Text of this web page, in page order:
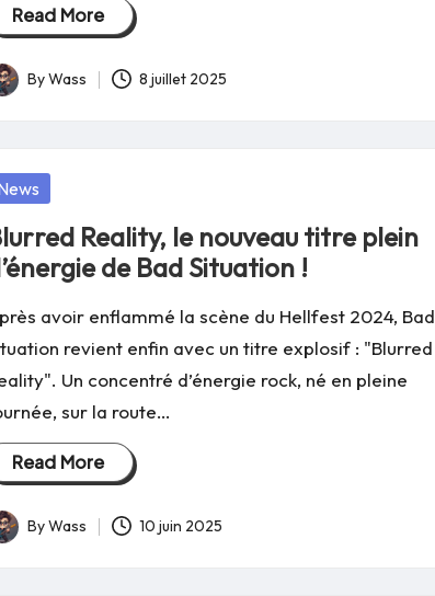
Read More
ByWass 8 juillet 2025
Reality, le nouveau titre plein
de Bad Situation !
avoir enflammé la scène du Hellfest 2024, Bad
revient enfin avec un titre explosif : "Blurred
Un concentré d’énergie rock, né en pleine
sur la route…
Read More
ByWass 10 juin 2025